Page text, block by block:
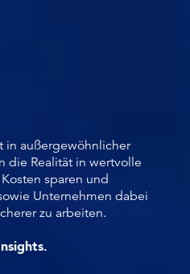
in außergewöhnlicher
die Realität in wertvolle
sparen und
Unternehmen dabei
zu arbeiten.